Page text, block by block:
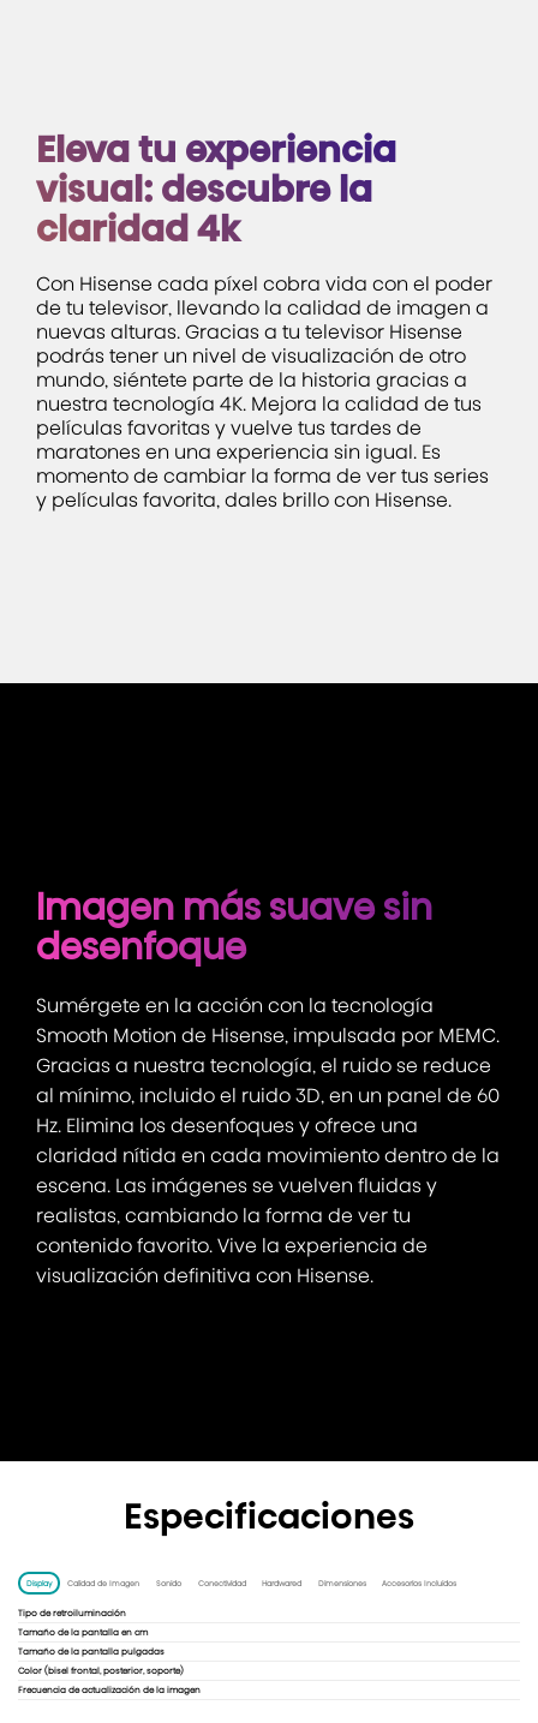
Eleva tu experiencia
visual: descubre la
claridad 4k
Con Hisense cada píxel cobra vida con el poder
de tu televisor, llevando la calidad de imagen a
nuevas alturas. Gracias a tu televisor Hisense
podrás tener un nivel de visualización de otro
mundo, siéntete parte de la historia gracias a
nuestra tecnología 4K. Mejora la calidad de tus
películas favoritas y vuelve tus tardes de
maratones en una experiencia sin igual. Es
momento de cambiar la forma de ver tus series
y películas favorita, dales brillo con Hisense.
Imagen más suave sin
desenfoque
Sumérgete en la acción con la tecnología
Smooth Motion de Hisense, impulsada por MEMC.
Gracias a nuestra tecnología, el ruido se reduce
al mínimo, incluido el ruido 3D, en un panel de 60
Hz. Elimina los desenfoques y ofrece una
claridad nítida en cada movimiento dentro de la
escena. Las imágenes se vuelven fluidas y
realistas, cambiando la forma de ver tu
contenido favorito. Vive la experiencia de
visualización definitiva con Hisense.
Especificaciones
Display Calidad de Imagen Sonido Conectividad Hardwared Dimensiones Accesorios Incluidos
Tipo de retroiluminación
Tamaño de la pantalla en cm
Tamaño de la pantalla pulgadas
Color (bisel frontal, posterior, soporte)
Frecuencia de actualización de la imagen